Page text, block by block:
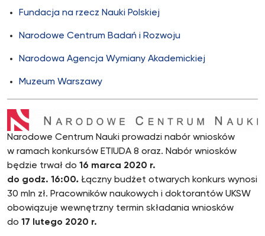
Fundacja na rzecz Nauki Polskiej
Narodowe Centrum Badań i Rozwoju
Narodowa Agencja Wymiany Akademickiej
Muzeum Warszawy
Narodowe Centrum Nauki prowadzi nabór wniosków
w ramach konkursów ETIUDA 8 oraz. Nabór wniosków
będzie trwał do 16 marca 2020 r.
do godz. 16:00. Łączny budżet otwarych konkurs wynosi
30 mln zł. Pracowników naukowych i doktorantów UKSW
obowiązuje wewnętrzny termin składania wniosków
do 17 lutego 2020 r.